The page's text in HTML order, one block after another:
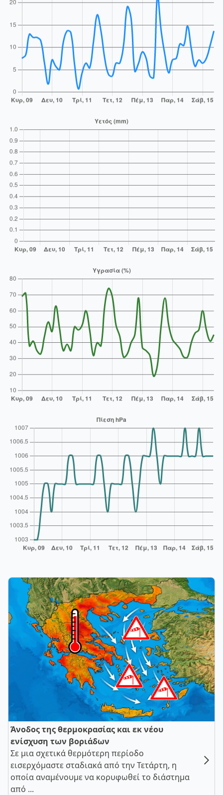
Άνοδος της θερμοκρασίας και εκ νέου
ενίσχυση των βοριάδων
Σε μια σχετικά θερμότερη περίοδο
εισερχόμαστε σταδιακά από την Τετάρτη, η
οποία αναμένουμε να κορυφωθεί το διάστημα
από ...